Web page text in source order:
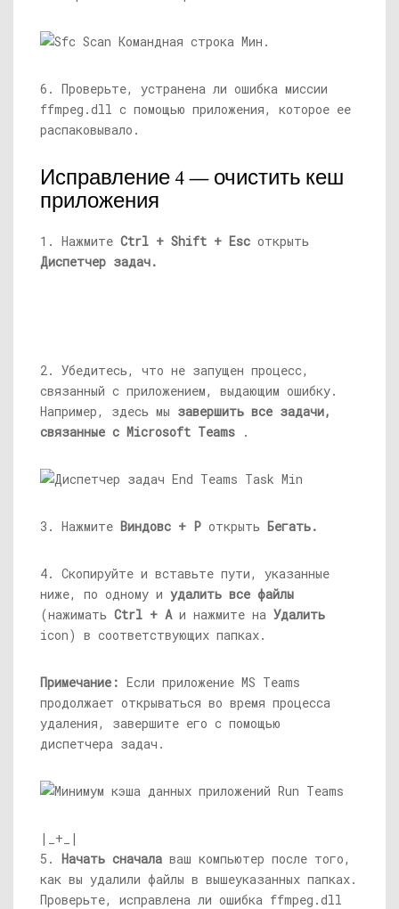
6. Проверьте, устранена ли ошибка миссии
ffmpeg.dll с помощью приложения, которое ее
распаковывало.
Исправление 4 — очистить кеш
приложения
1. Нажмите Ctrl + Shift + Esc открыть
Диспетчер задач.
2. Убедитесь, что не запущен процесс,
связанный с приложением, выдающим ошибку.
Например, здесь мы завершить все задачи,
связанные с Microsoft Teams .
3. Нажмите Виндовс + Р открыть Бегать.
4. Скопируйте и вставьте пути, указанные
ниже, по одному и удалить все файлы
(нажимать Ctrl + Аи нажмите на Удалить
icon) в соответствующих папках.
Примечание: Если приложение MS Teams
продолжает открываться во время процесса
удаления, завершите его с помощью
диспетчера задач.
|_+_|
5. Начать сначала ваш компьютер после того,
как вы удалили файлы в вышеуказанных папках.
Проверьте, исправлена ​​ли ошибка ffmpeg.dll